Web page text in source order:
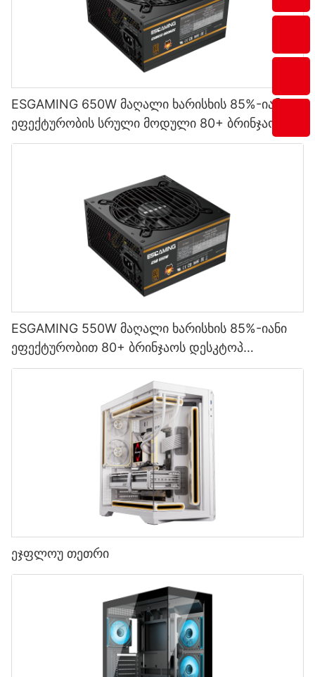
ESGAMING 650W მაღალი ხარისხის 85%-იანი
ეფექტურობის სრული მოდული 80+ ბრინჯაოს
დესკტოპ კომპიუტერის კვების წყაროები
ESGAMING 550W მაღალი ხარისხის 85%-იანი
ეფექტურობით 80+ ბრინჯაოს დესკტოპ
კომპიუტერის კვების წყარო ESB550W
ეჯფლოუ თეთრი